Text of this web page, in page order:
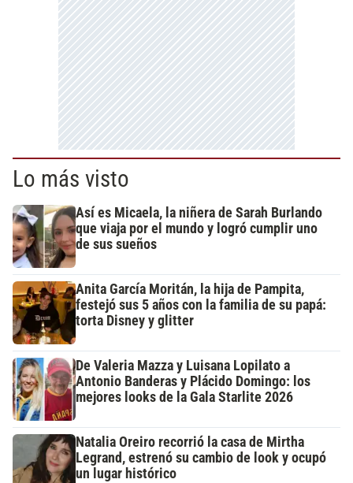
Lo más visto
Así es Micaela, la niñera de Sarah Burlando
que viaja por el mundo y logró cumplir uno
de sus sueños
Anita García Moritán, la hija de Pampita,
festejó sus 5 años con la familia de su papá:
torta Disney y glitter
De Valeria Mazza y Luisana Lopilato a
Antonio Banderas y Plácido Domingo: los
mejores looks de la Gala Starlite 2026
Natalia Oreiro recorrió la casa de Mirtha
Legrand, estrenó su cambio de look y ocupó
un lugar histórico